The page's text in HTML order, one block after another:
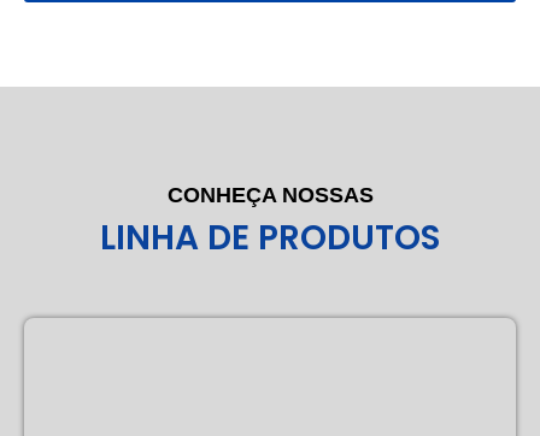
CONHEÇA NOSSAS
LINHA DE PRODUTOS